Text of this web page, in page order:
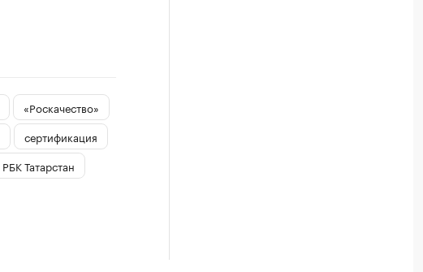
«Роскачество»
сертификация
РБК Татарстан